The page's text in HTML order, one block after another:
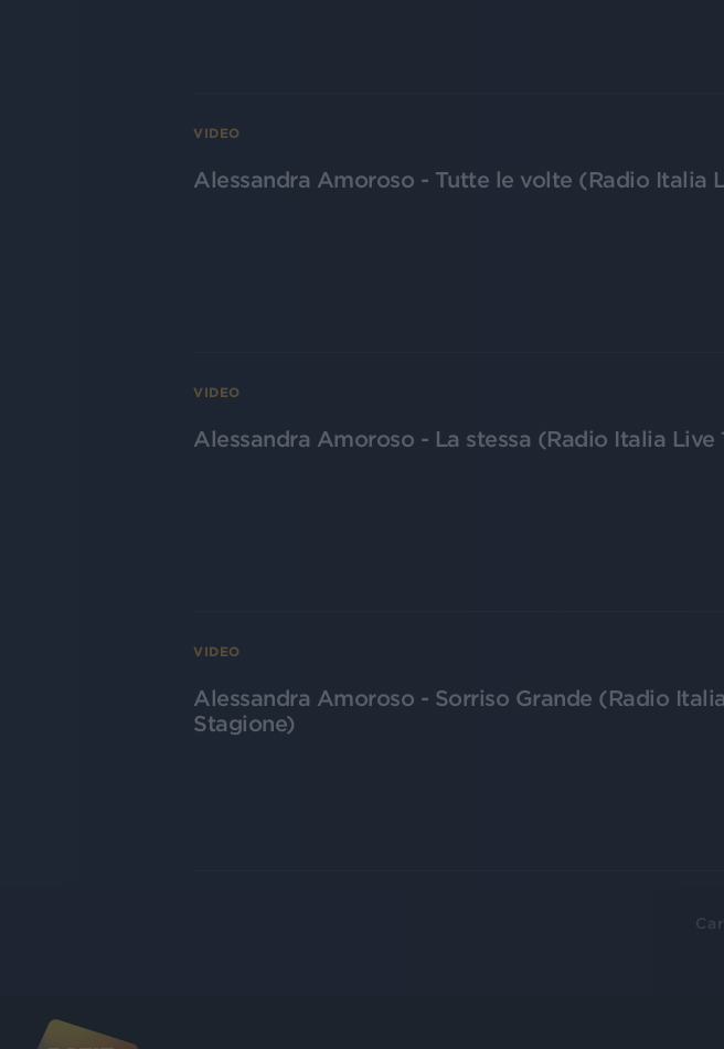
VIDEO
Alessandra Amoroso - Tutte le volte (Radio Italia
VIDEO
Alessandra Amoroso - La stessa (Radio Italia Live
VIDEO
Alessandra Amoroso - Sorriso Grande (Radio
Stagione)